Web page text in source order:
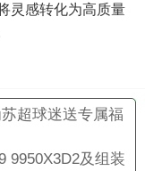
灵感转化为高质量
超球迷送专属福
9950X3D2及组装